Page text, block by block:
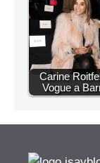
Carine
Vogue a